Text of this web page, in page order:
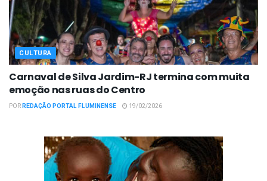
CULTURA
Carnaval de Silva Jardim-RJ termina com muita
emoção nas ruas do Centro
PORREDAÇÃO PORTAL FLUMINENSE 19/02/2026